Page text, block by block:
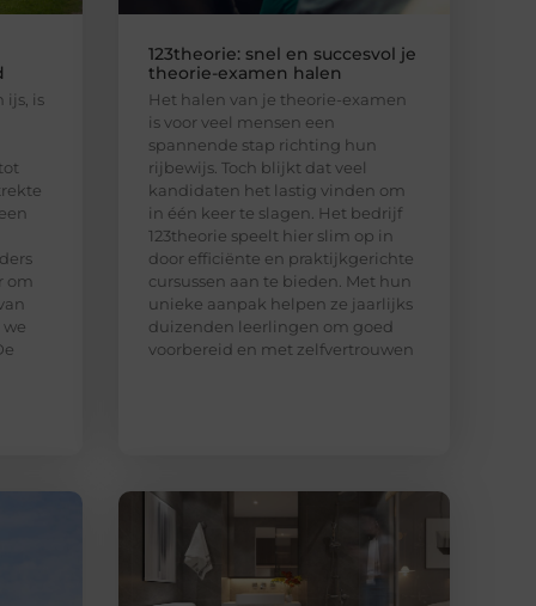
ijs, is
om
123theorie: snel en succesvol je
theorie-examen halen
Het halen van je theorie-examen
is voor veel mensen een
spannende stap richting hun
rijbewijs. Toch blijkt dat veel
kandidaten het lastig vinden om
in één keer te slagen. Het bedrijf
123theorie speelt hier slim op in
door efficiënte en praktijkgerichte
cursussen aan te bieden. Met hun
unieke aanpak helpen ze jaarlijks
duizenden leerlingen om goed
voorbereid en met zelfvertrouwen